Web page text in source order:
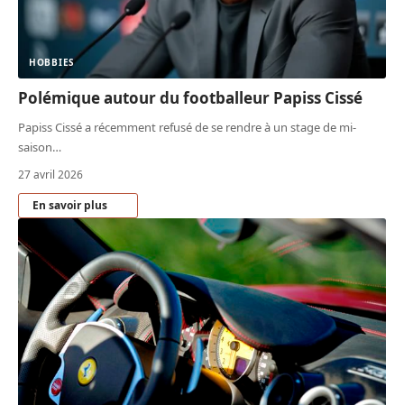
HOBBIES
Polémique autour du footballeur Papiss Cissé
Papiss Cissé a récemment refusé de se rendre à un stage de mi-
saison…
27 avril 2026
En savoir plus